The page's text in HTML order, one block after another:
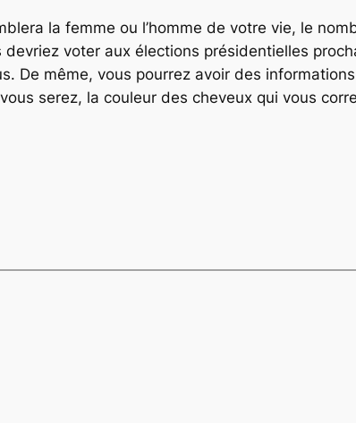
la femme ou l’homme de votre vie, le
voter aux élections présidentielles
De même, vous pourrez avoir des
serez, la couleur des cheveux qui vous